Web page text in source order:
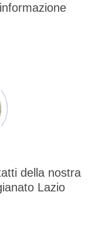
della nostra
Lazio